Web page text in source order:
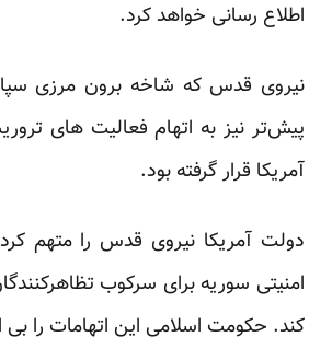
اطلاع رسانی خواهد کرد.
نیروی قدس که شاخه برون مرزی
پیش‌تر نیز به اتهام فعالیت های
آمریکا قرار گرفته بود.
دولت آمریکا نیروی قدس را متهم
امنیتی سوریه برای سرکوب
کند. حکومت اسلامی این اتهامات را